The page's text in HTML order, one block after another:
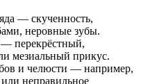
— скученность,
неровные зубы.
перекрёстный,
мезиальный прикус.
и челюсти — например,
неправильное